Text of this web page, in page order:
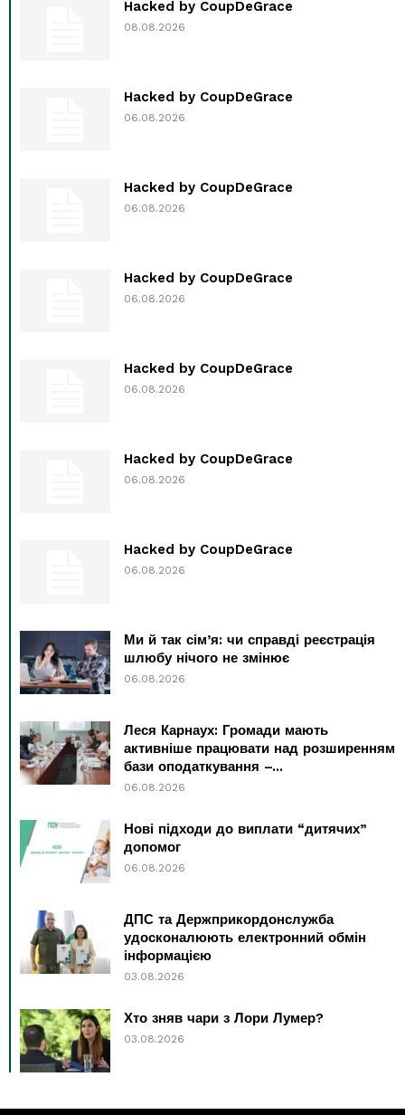
Hacked by CoupDeGrace
08.08.2026
Hacked by CoupDeGrace
06.08.2026
Hacked by CoupDeGrace
06.08.2026
Hacked by CoupDeGrace
06.08.2026
Hacked by CoupDeGrace
06.08.2026
Hacked by CoupDeGrace
06.08.2026
Hacked by CoupDeGrace
06.08.2026
Ми й так сім’я: чи справді реєстрація
шлюбу нічого не змінює
06.08.2026
Леся Карнаух: Громади мають
активніше працювати над розширенням
бази оподаткування –...
06.08.2026
Нові підходи до виплати “дитячих”
допомог
06.08.2026
ДПС та Держприкордонслужба
удосконалюють електронний обмін
інформацією
03.08.2026
Хто зняв чари з Лори Лумер?
03.08.2026